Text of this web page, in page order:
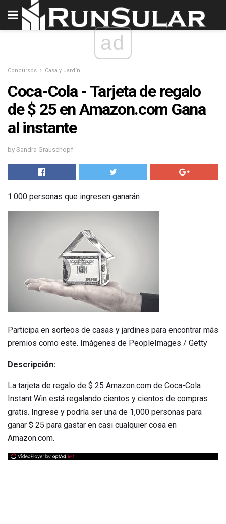
ad
Concursos Casa y Jardín
Coca-Cola - Tarjeta de regalo
de $ 25 en Amazon.com Gana
al instante
by Sandra Grauschopf
1.000 personas que ingresen ganarán
Participa en sorteos de casas y jardines para encontrar más
premios como este. Imágenes de PeopleImages / Getty
Descripción:
La tarjeta de regalo de $ 25 Amazon.com de Coca-Cola
Instant Win está regalando cientos y cientos de compras
gratis. Ingrese y podría ser una de 1,000 personas para
ganar $ 25 para gastar en casi cualquier cosa en
Amazon.com.